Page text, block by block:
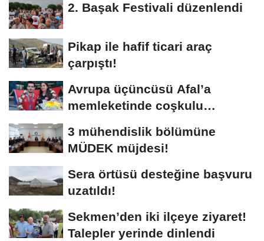
2. Başak Festivali düzenlendi
Pikap ile hafif ticari araç
çarpıştı!
Avrupa üçüncüsü Afal’a
memleketinde coşkulu
3 mühendislik bölümüne
MÜDEK müjdesi!
Sera örtüsü desteğine başvuru
uzatıldı!
Sekmen’den iki ilçeye ziyaret!
Talepler yerinde dinlendi